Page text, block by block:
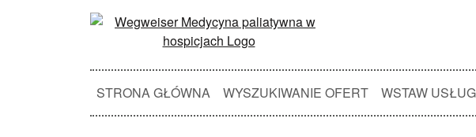
STRONA GŁÓWNA WYSZUKIWANIE OFERT WSTAW